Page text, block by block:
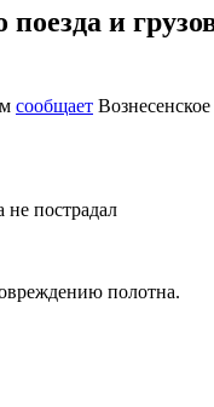
и
сообщает
не пострадал
полотна.